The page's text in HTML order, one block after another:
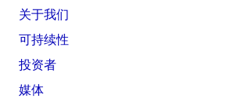
关于我们
可持续性
投资者
媒体